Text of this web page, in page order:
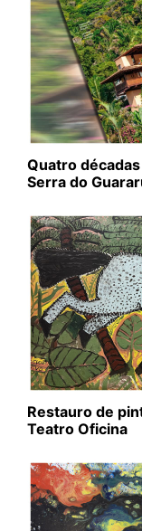
Quatro
Serra do
Restauro de
Teatro Oficina